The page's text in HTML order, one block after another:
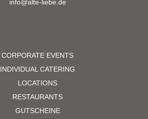
info@alte-liebe.de
CORPORATE EVENTS
INDIVIDUAL CATERING
LOCATIONS
RESTAURANTS
GUTSCHEINE